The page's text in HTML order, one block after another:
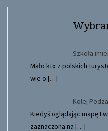
Szkoła
Mało kto z polskich
wie o […]
Kolej
Kiedyś oglądając mapę
zaznaczoną na […]